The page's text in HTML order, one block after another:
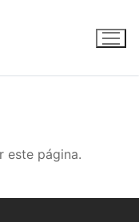
este página.